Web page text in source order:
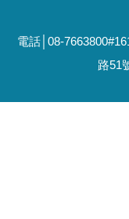
電話│08-
路51